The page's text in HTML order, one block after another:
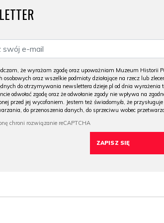
że wyrażam zgodę oraz upoważniam Muzeum Historii
osobowych oraz wszelkie podmioty działające na rzecz lub
do otrzymywania newslettera dzieje.pl od dnia wyrażenia
odwołać zgodę oraz że odwołanie zgody nie wpływa na
przed jej wycofaniem. Jestem też świadomy/a, że
do przenoszenia danych, do sprzeciwu wobec